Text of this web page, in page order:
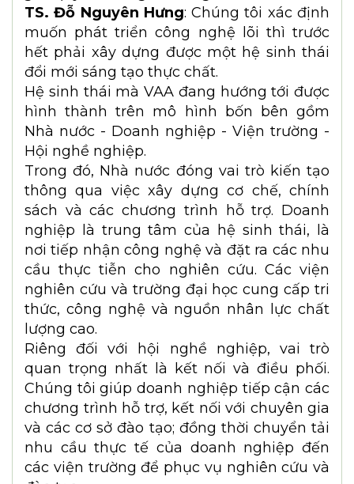
máy. Vì vậy chương trình đào tạo phải thay
đổi rất mạnh, gắn đào tạo với thực tiễn
sản xuất hiện đại.
Ảnh minh họa
Ảnh minh họa
VAA đang xây dựng hệ sinh thái doanh
nghiệp theo mô hình nào để góp phần
giải quyết những điểm nghẽn đó?
TS. Đỗ Nguyên Hưng : Chúng tôi xác định
muốn phát triển công nghệ lõi thì trước
hết phải xây dựng được một hệ sinh thái
đổi mới sáng tạo thực chất.
Hệ sinh thái mà VAA đang hướng tới được